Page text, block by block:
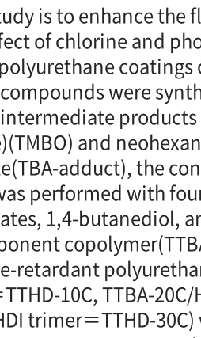
is to enhance the
of chlorine and
were
and
adduct), the
performed with
1,4-butanediol,
retardant
10C, TTBA-
trimer＝TTHD-